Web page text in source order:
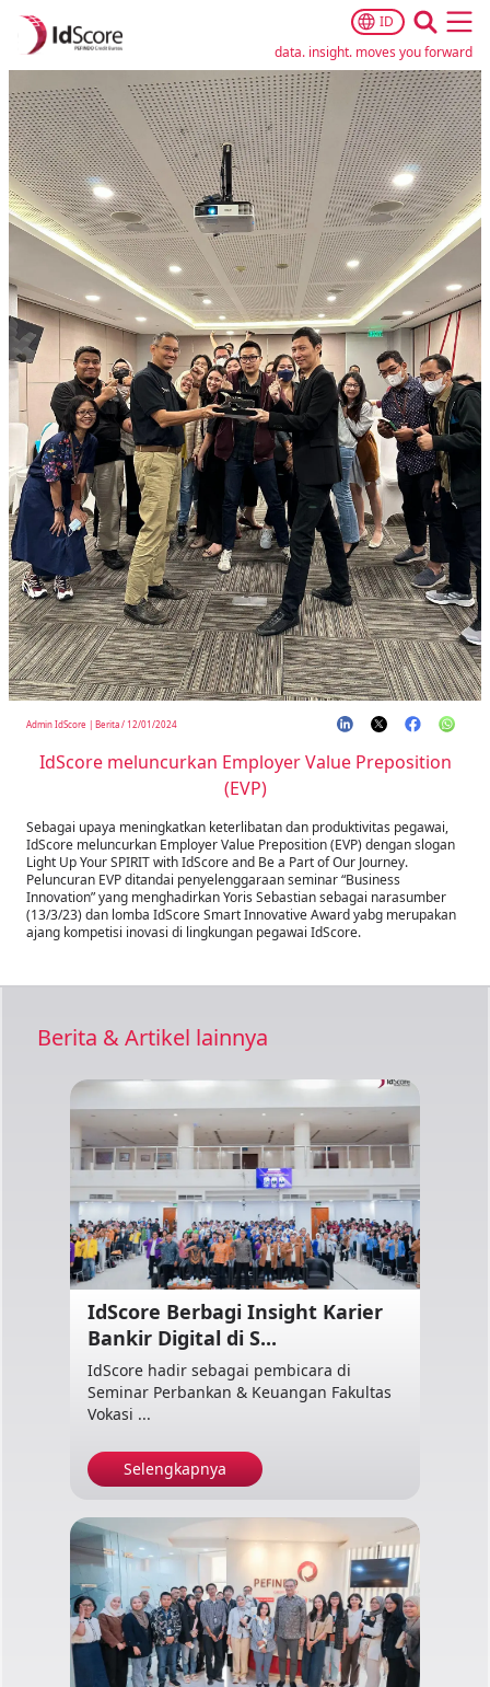
ID
data. insight. moves you forward
Admin IdScore | Berita/ 12/01/2024
IdScore meluncurkan Employer Value Preposition
(EVP)
Sebagai upaya meningkatkan keterlibatan dan produktivitas pegawai,
IdScore meluncurkan Employer Value Preposition (EVP) dengan slogan
Light Up Your SPIRIT with IdScore and Be a Part of Our Journey.
Peluncuran EVP ditandai penyelenggaraan seminar “Business
Innovation” yang menghadirkan Yoris Sebastian sebagai narasumber
(13/3/23) dan lomba IdScore Smart Innovative Award yabg merupakan
ajang kompetisi inovasi di lingkungan pegawai IdScore.
Berita & Artikel lainnya
IdScore Berbagi Insight Karier
Bankir Digital di S...
IdScore hadir sebagai pembicara di
Seminar Perbankan & Keuangan Fakultas
Vokasi ...
Selengkapnya